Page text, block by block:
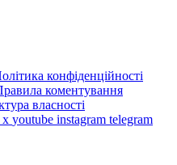
конфіденційності
коментування
власності
x youtube instagram telegram